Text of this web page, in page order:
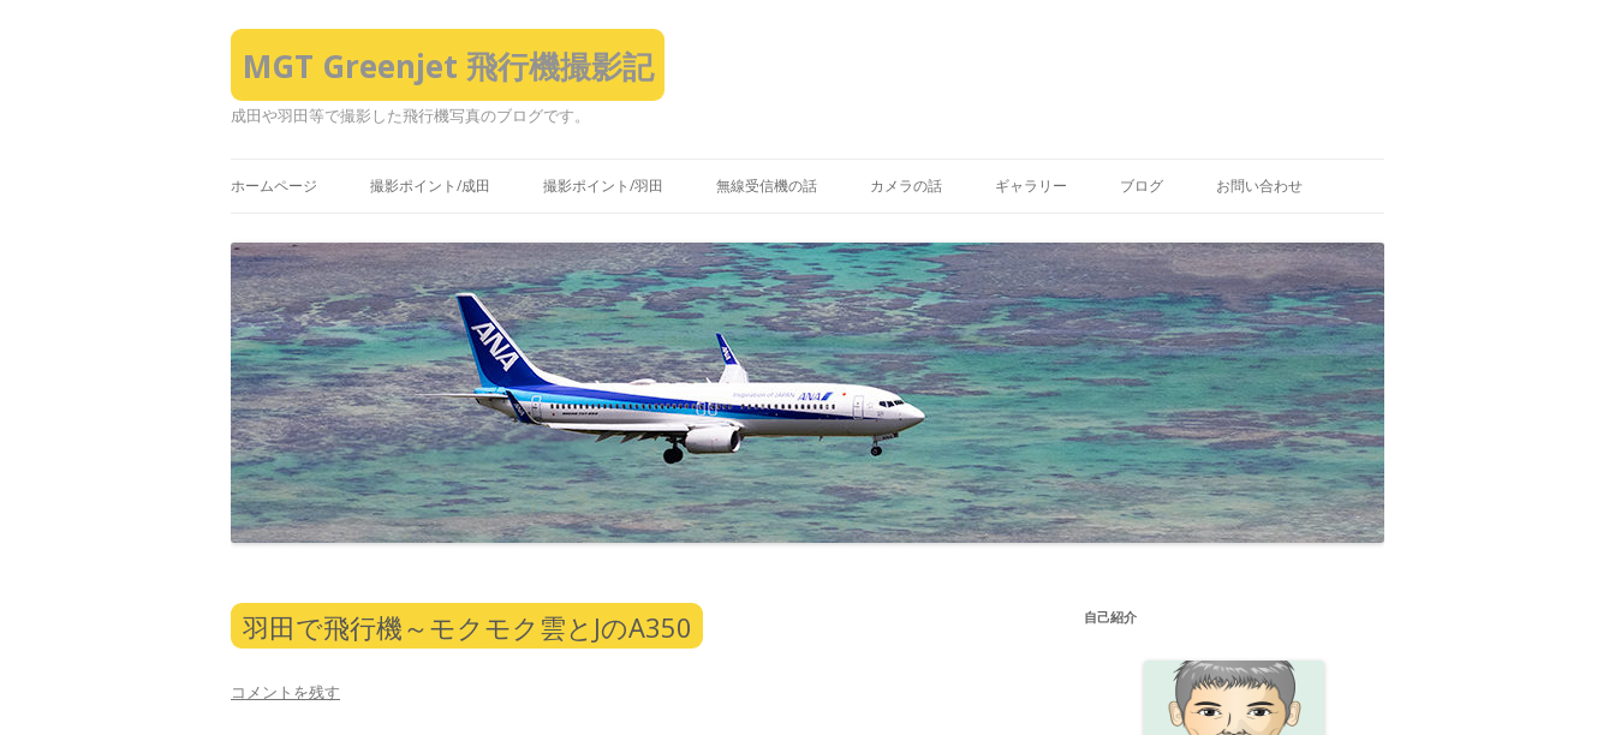
MGT Greenjet 飛行機撮影記
成田や羽田等で撮影した飛行機写真のブログです。
ン
テ
へ
ス
キ
ッ
プ
ホームページ 撮影ポイント/成田 撮影ポイント/羽田 無線受信機の話 カメラの話 ギャラリー ブログ お問い合わせ
羽田で飛行機～モクモク雲とJのA350
コメントを残す
自己紹介